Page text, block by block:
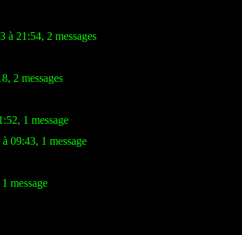
à 21:54, 2 messages
2 messages
1 message
09:43, 1 message
message